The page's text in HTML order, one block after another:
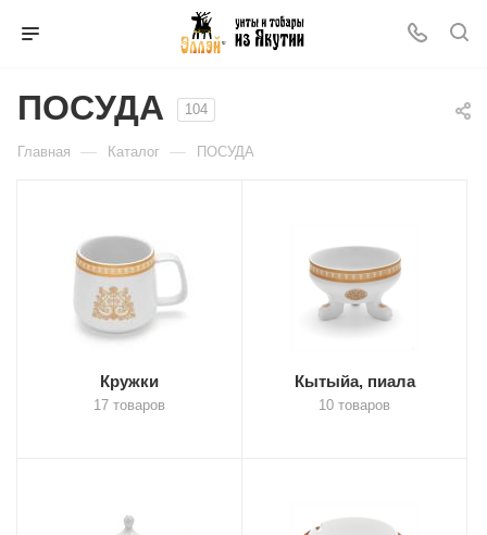
ПОСУДА 104
Главная — Каталог — ПОСУДА
Кружки
17 товаров
Кытыйа, пиала
10 товаров